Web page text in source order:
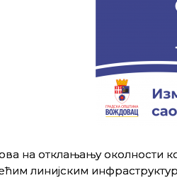
на отклањању околности
линијским